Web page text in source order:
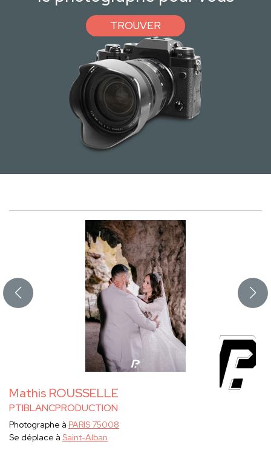
TROUVER
Mathis ROUSSELLE
PTIBLANCPRODUCTION
Photographe à PARIS 75008
Se déplace à Saint-Alban